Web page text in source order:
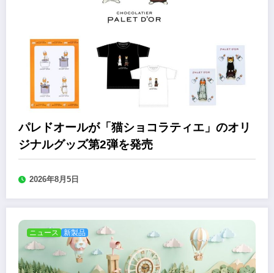
パレドオールが「猫ショコラティエ」のオリ
ジナルグッズ第2弾を発売
2026年8月5日
ニュース 新製品